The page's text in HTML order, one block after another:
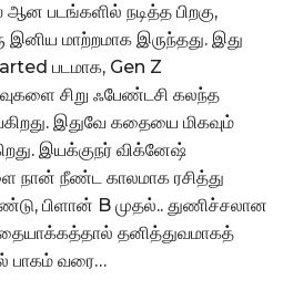
ஆன படங்களில் நடித்த பிறகு,
மாற்றமாக இருந்தது. இது
படமாக, Gen Z
சிறு ஃபேண்டசி கலந்த
இதுவே கதையை மிகவும்
இயக்குநர் விக்னேஷ்
நான் நீண்ட காலமாக ரசித்து
பிளான் B முதல்.. துணிச்சலான
தனித்துவமாகத்
பாகம் வரை…